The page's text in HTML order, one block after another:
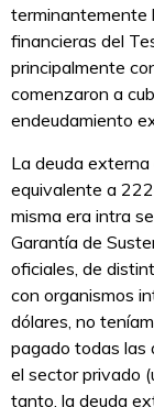
terminantemente
financieras del
principalmente
comenzaron a
endeudamiento
La deuda
equivalente a
misma era intra
Garantía de
oficiales, de
con organismos
dólares, no
pagado todas las
el sector privado
tanto, la deuda